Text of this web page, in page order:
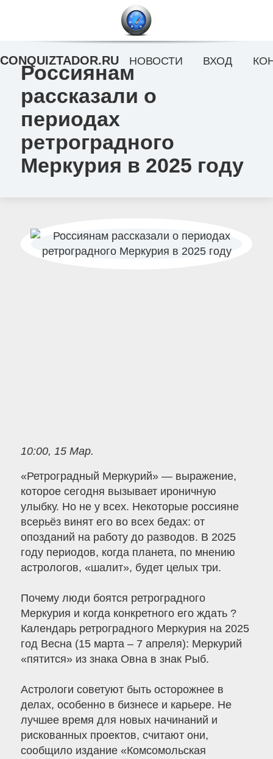
Россиянам
рассказали о
периодах
ретроградного
Меркурия в 2025 году
10:00, 15 Мар.
«Ретроградный Меркурий» — выражение,
которое сегодня вызывает ироничную
улыбку. Но не у всех. Некоторые россияне
всерьёз винят его во всех бедах: от
опозданий на работу до разводов. В 2025
году периодов, когда планета, по мнению
астрологов, «шалит», будет целых три.
Почему люди боятся ретроградного
Меркурия и когда конкретного его ждать ?
Календарь ретроградного Меркурия на 2025
год Весна (15 марта – 7 апреля): Меркурий
«пятится» из знака Овна в знак Рыб.
Астрологи советуют быть осторожнее в
делах, особенно в бизнесе и карьере. Не
лучшее время для новых начинаний и
рискованных проектов, считают они,
сообщило издание «Комсомольская
CONQUIZTADOR.RU НОВОСТИ ВХОД